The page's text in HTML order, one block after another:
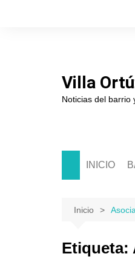
Villa
Noticias del barrio
INICIO
Inicio
Etiqueta: